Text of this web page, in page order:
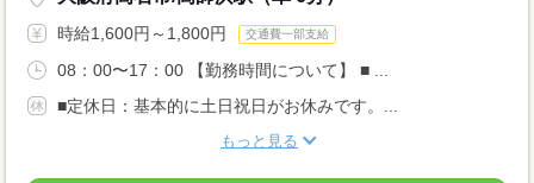
時給1,600円～1,800円 交通費一部支給
08：00〜17：00 【勤務時間について】 ■ ...
■定休日：基本的に土日祝日がお休みです。...
もっと見る